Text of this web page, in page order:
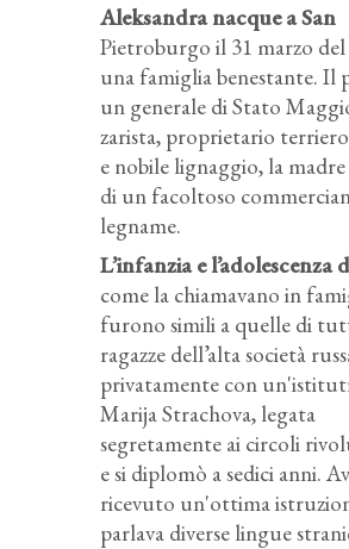
Aleksandra nacque a San
Pietroburgo il 31 marzo del
una famiglia benestante. Il
un generale di Stato
zarista, proprietario
e nobile lignaggio, la
di un facoltoso
legname.
L’infanzia e l’adolescenza
come la chiamavano in
furono simili a quelle di
ragazze dell’alta società
privatamente con
Marija Strachova, legata
segretamente ai circoli
e si diplomò a sedici anni.
ricevuto un'ottima
parlava diverse lingue